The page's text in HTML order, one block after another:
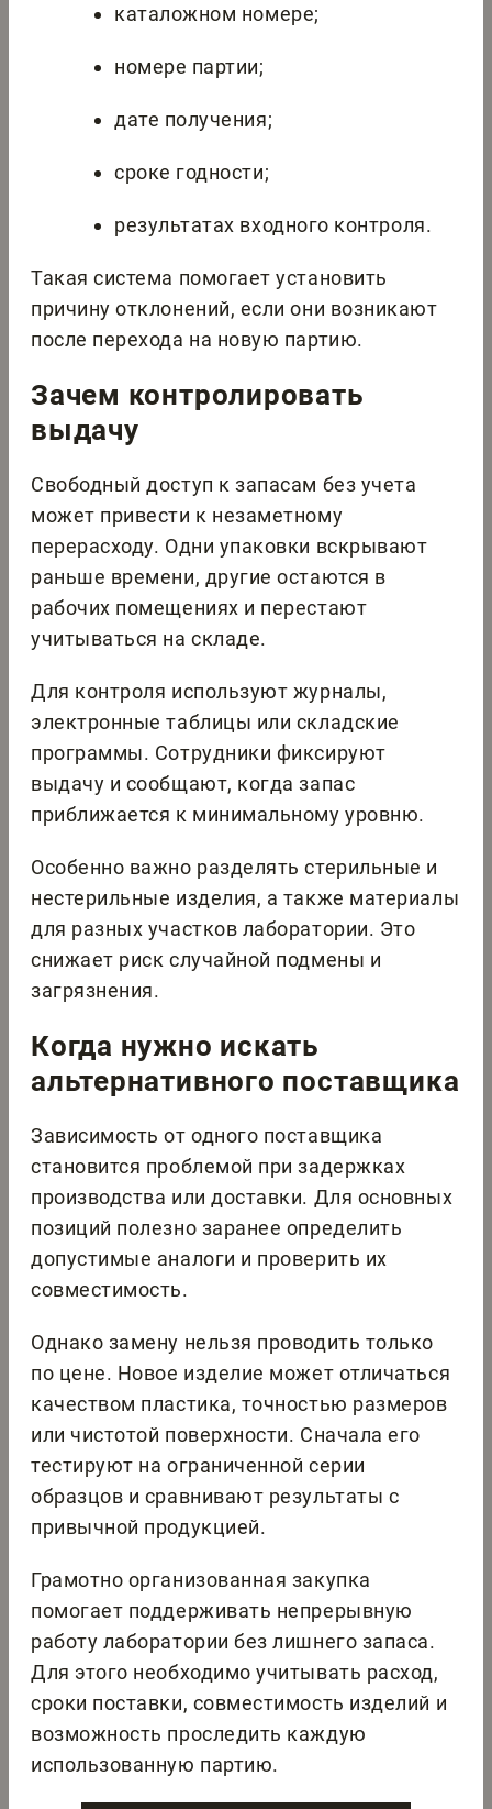
каталожном номере;
номере партии;
дате получения;
сроке годности;
результатах входного контроля.
Такая система помогает установить
причину отклонений, если они возникают
после перехода на новую партию.
Зачем контролировать
выдачу
Свободный доступ к запасам без учета
может привести к незаметному
перерасходу. Одни упаковки вскрывают
раньше времени, другие остаются в
рабочих помещениях и перестают
учитываться на складе.
Для контроля используют журналы,
электронные таблицы или складские
программы. Сотрудники фиксируют
выдачу и сообщают, когда запас
приближается к минимальному уровню.
Особенно важно разделять стерильные и
нестерильные изделия, а также материалы
для разных участков лаборатории. Это
снижает риск случайной подмены и
загрязнения.
Когда нужно искать
альтернативного поставщика
Зависимость от одного поставщика
становится проблемой при задержках
производства или доставки. Для основных
позиций полезно заранее определить
допустимые аналоги и проверить их
совместимость.
Однако замену нельзя проводить только
по цене. Новое изделие может отличаться
качеством пластика, точностью размеров
или чистотой поверхности. Сначала его
тестируют на ограниченной серии
образцов и сравнивают результаты с
привычной продукцией.
Грамотно организованная закупка
помогает поддерживать непрерывную
работу лаборатории без лишнего запаса.
Для этого необходимо учитывать расход,
сроки поставки, совместимость изделий и
возможность проследить каждую
использованную партию.